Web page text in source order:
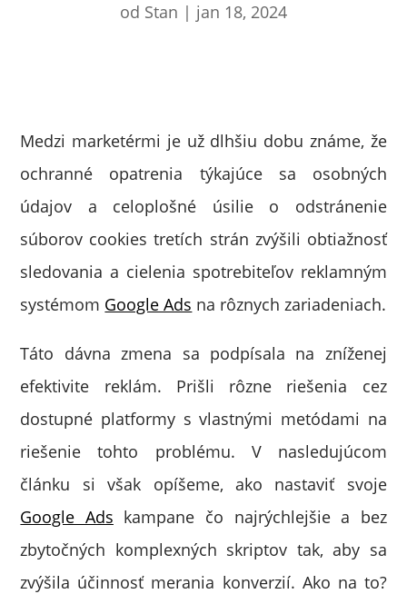
od Stan | jan 18, 2024
Medzi marketérmi je už dlhšiu dobu známe, že
ochranné opatrenia týkajúce sa osobných
údajov a celoplošné úsilie o odstránenie
súborov cookies tretích strán zvýšili obtiažnosť
sledovania a cielenia spotrebiteľov reklamným
systémom Google Ads na rôznych zariadeniach.
Táto dávna zmena sa podpísala na zníženej
efektivite reklám. Prišli rôzne riešenia cez
dostupné platformy s vlastnými metódami na
riešenie tohto problému. V nasledujúcom
článku si však opíšeme, ako nastaviť svoje
Google Ads kampane čo najrýchlejšie a bez
zbytočných komplexných skriptov tak, aby sa
zvýšila účinnosť merania konverzií. Ako na to?